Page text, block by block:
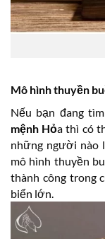
Mô hình thuyền
Nếu bạn đang
mệnh Hỏa thì có
những người nào
mô hình thuyền
thành công trong
biển lớn.